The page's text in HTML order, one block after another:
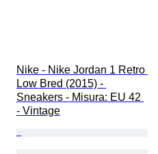
Nike - Nike Jordan 1 Retro
Low Bred (2015) -
Sneakers - Misura: EU 42
- Vintage